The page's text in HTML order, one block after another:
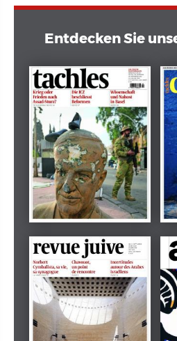
Entdecken Sie
Dezember 2024
tachles